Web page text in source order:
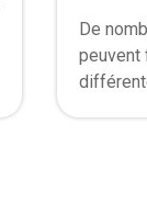
De
peuvent